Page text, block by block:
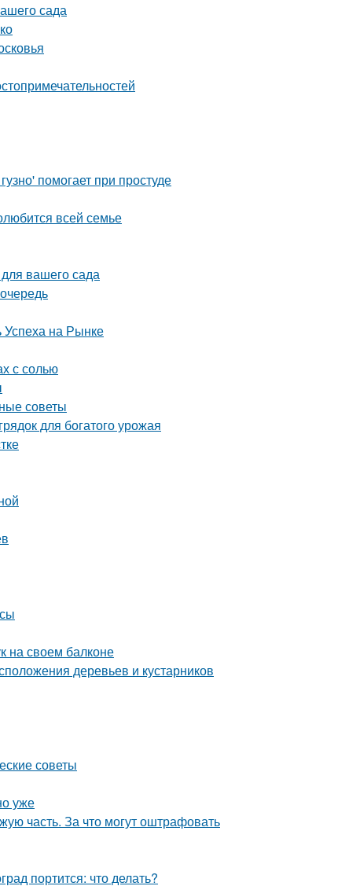
сада
помогает при простуде
всей семье
вашего сада
на Рынке
с солью
советы
для богатого урожая
на своем балконе
деревьев и кустарников
советы
уже
часть. За что могут оштрафовать
портится: что делать?